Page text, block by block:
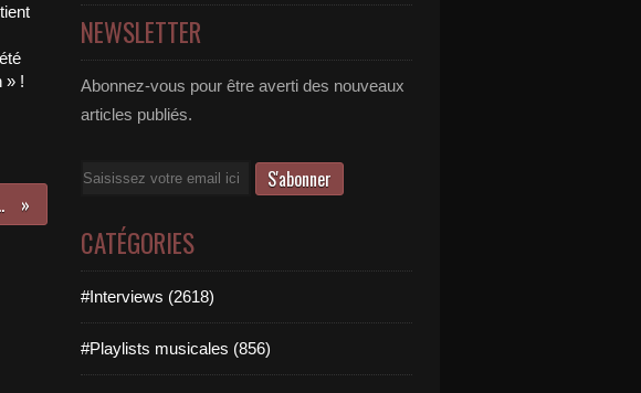
» !
de Thérapie TAXI !
NEWSLETTER
Abonnez-vous pour être averti des nouveaux
articles publiés.
Email
CATÉGORIES
#Interviews (2618)
#Playlists musicales (856)